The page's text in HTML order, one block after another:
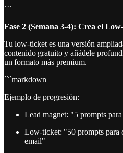
```
Fase 2 (Semana 3-4): Crea el
Tu low-ticket es una versión
contenido gratuito y añádele
un formato más premium.
```markdown
Ejemplo de progresión:
Lead magnet: "5 prompts
Low-ticket: "50 prompts
email"